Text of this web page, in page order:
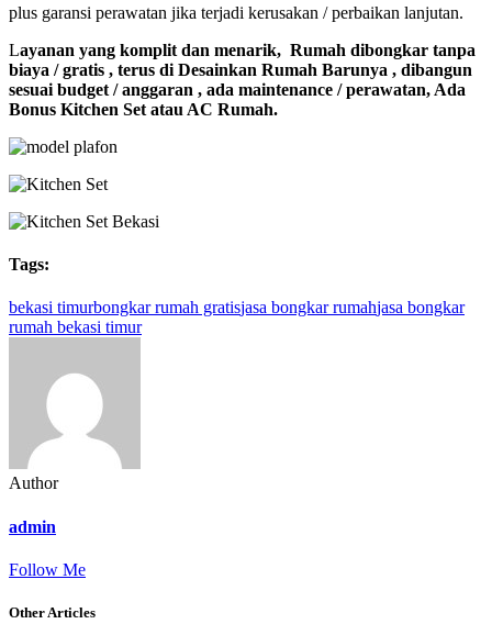
plus garansi perawatan jika terjadi kerusakan / perbaikan lanjutan.
Layanan yang komplit dan menarik, Rumah dibongkar tanpa
biaya / gratis , terus di Desainkan Rumah Barunya , dibangun
sesuai budget / anggaran , ada maintenance / perawatan, Ada
Bonus Kitchen Set atau AC Rumah.
Tags:
bekasi timurbongkar rumah gratisjasa bongkar rumahjasa bongkar
rumah bekasi timur
Author
admin
Follow Me
Other Articles